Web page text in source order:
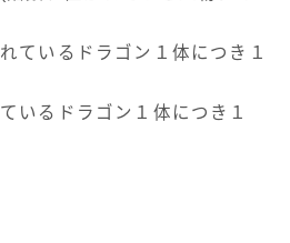
ているドラゴン１体につき１
いるドラゴン１体につき１